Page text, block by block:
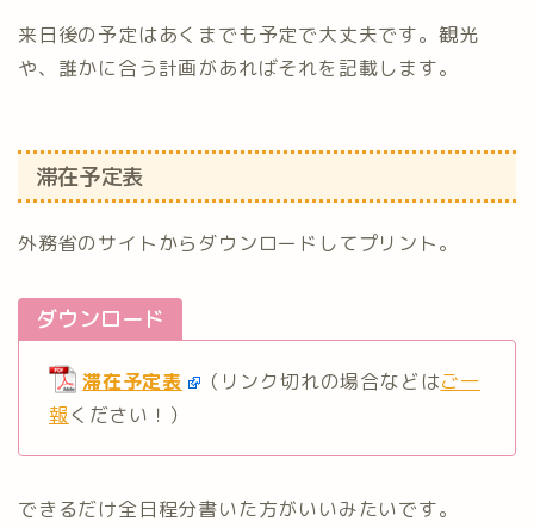
来日後の予定はあくまでも予定で大丈夫です。観光
や、誰かに合う計画があればそれを記載します。
滞在予定表
外務省のサイトからダウンロードしてプリント。
ダウンロード
滞在予定表 （リンク切れの場合などはご一
報ください！）
できるだけ全日程分書いた方がいいみたいです。